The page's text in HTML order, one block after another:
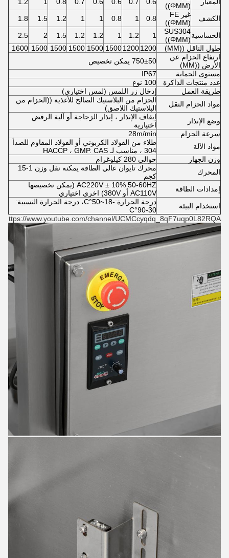
((ΦMM)
الكشف
غير FE
((ΦMM)
0.8
1
0.8
1
1
1.2
1.5
1.8
الحساسيةSUS304
((ΦMM)
1
1.2
1
1.2
1.2
1.5
2
2.5
طول الناقل ((MM)
1200
1200
1500
1500
1500
1500
1500
1600
ارتفاع الحزام عن
الأرض ((MM)
750±50 يمكن تخصيص
مستوى الحماية
IP67
عدد منتجات الذاكرة
100 نوع
طريقة العمل
إدخال زر اللمس (لمس اختياري)
مواد الحزام النقل
الحزام من البلاستيك الصالح للأغذية ((الحزام من
البلاستيك اللاصق)
وضع الإنذار
إيقاف الإنذار ، إنذار الزجاجة أو آلية الرفض
اختيارية
سرعة الحزام
28m/min
مواد الآلة
طلاء من الفولاذ الكربوني أو الفولاذ المقاوم للصدأ
304 ، مناسب لـ HACCP ، GMP. CAS
وزن الجهاز
حوالي 280 كيلوغرام
المحرك
محرك تايوان عالي الطاقة يمكنه نقل وزن 1-15
كجم
إمدادات الطاقة
AC220V ± 10% 50-60HZ (يمكن تخصيصها
AC110V أو 380V) اخرى اختياري
استخدام البيئة
درجة الحرارة:-18~50°C، درجة الحرارة النسبية:
30-90°C
https://www.youtube.com/channel/UCMCcyqdq_8qF7uqp0L82RQA